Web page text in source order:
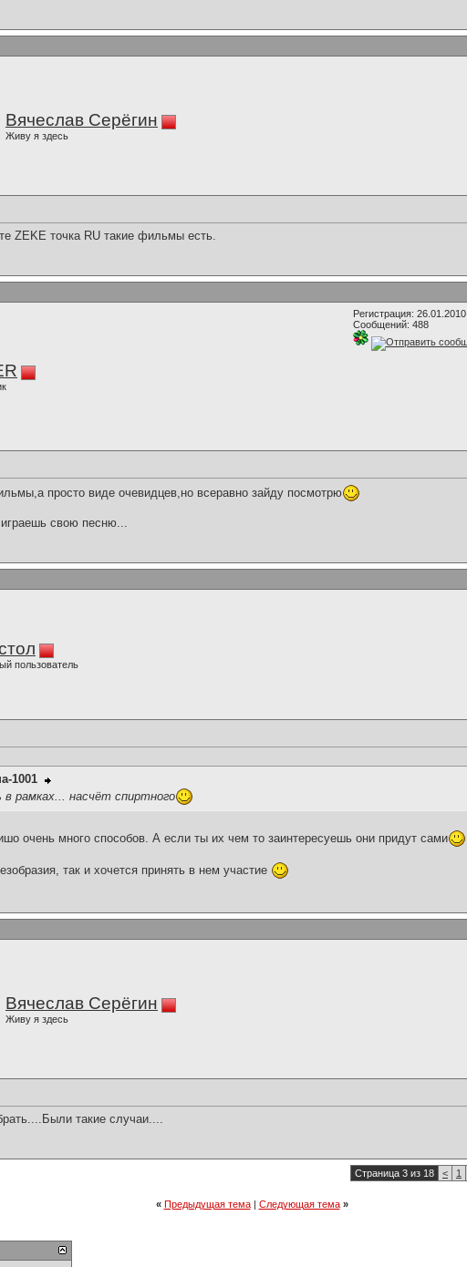
Вячеслав Серёгин
Живу я здесь
ZEKE точка RU такие фильмы есть.
Регистрация: 26.01.2010
Сообщений: 488
просто виде очевидцев,но всеравно зайду посмотрю
свою песню...
пользователь
1001
в рамках... насчёт спиртного
очень много способов. А если ты их чем то заинтересуешь они придут сами
так и хочется принять в нем участие
Вячеслав Серёгин
Живу я здесь
такие случаи....
Страница 3 из 18 < 1
« Предыдущая тема| Следующая тема »